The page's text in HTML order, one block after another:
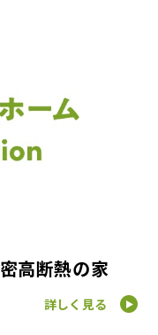
高断熱の家
詳しく見る